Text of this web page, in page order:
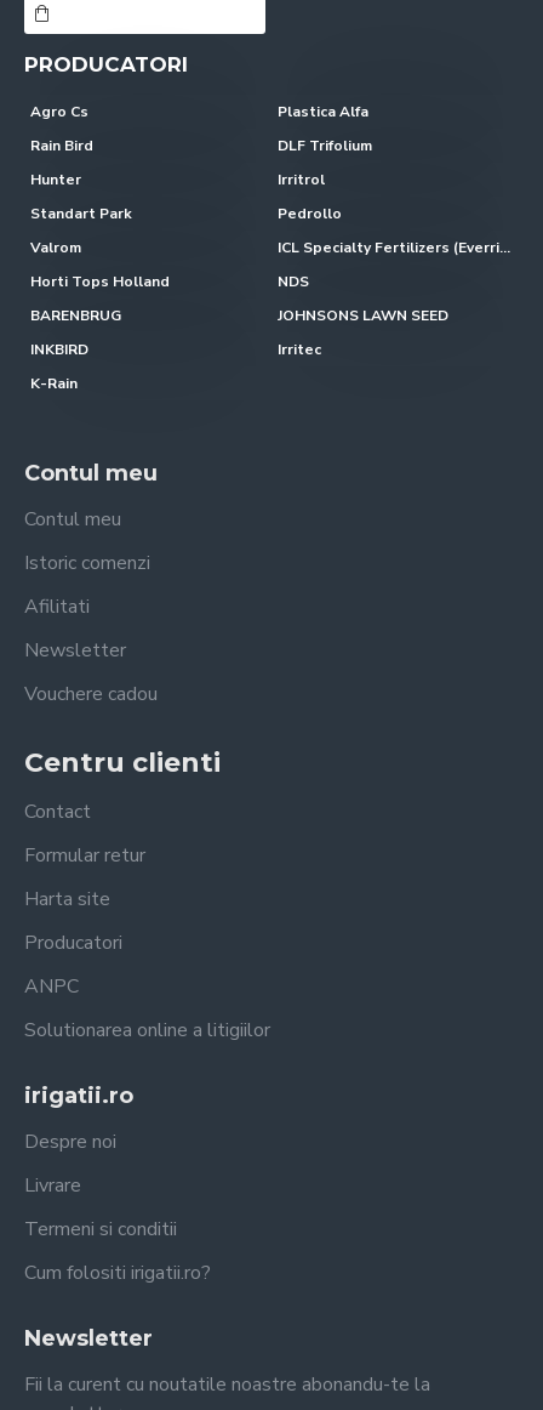
PRODUCATORI
Agro Cs
Plastica Alfa
Rain Bird
DLF Trifolium
Hunter
Irritrol
Standart Park
Pedrollo
Valrom
ICL Specialty Fertilizers (Everris-Scotts)
Horti Tops Holland
NDS
BARENBRUG
JOHNSONS LAWN SEED
INKBIRD
Irritec
K-Rain
Contul meu
Contul meu
Istoric comenzi
Afilitati
Newsletter
Vouchere cadou
Centru clienti
Contact
Formular retur
Harta site
Producatori
ANPC
Solutionarea online a litigiilor
irigatii.ro
Despre noi
Livrare
Termeni si conditii
Cum folositi irigatii.ro?
Newsletter
Fii la curent cu noutatile noastre abonandu-te la